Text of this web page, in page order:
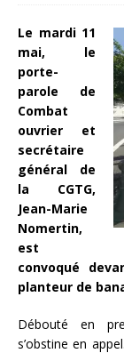
Le mardi 11
mai, le
porte-
parole de
Combat
ouvrier et
secrétaire
général de
la CGTG,
Jean-Marie
Nomertin,
est
convoqué
planteur de
Débouté en
s’obstine en